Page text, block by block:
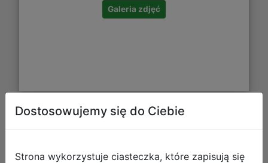
Galeria zdjęć
Bambino Gumka Myszka 003011
Dostosowujemy się do Ciebie
Strona wykorzystuje ciasteczka, które zapisują się